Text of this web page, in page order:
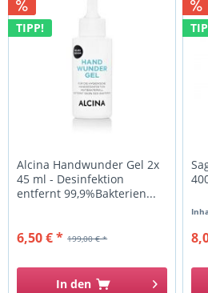
TIPP!
Alcina Handwunder Gel 2x
45 ml - Desinfektion
entfernt 99,9%Bakterien...
199,00 € *
6,50 € *
In den